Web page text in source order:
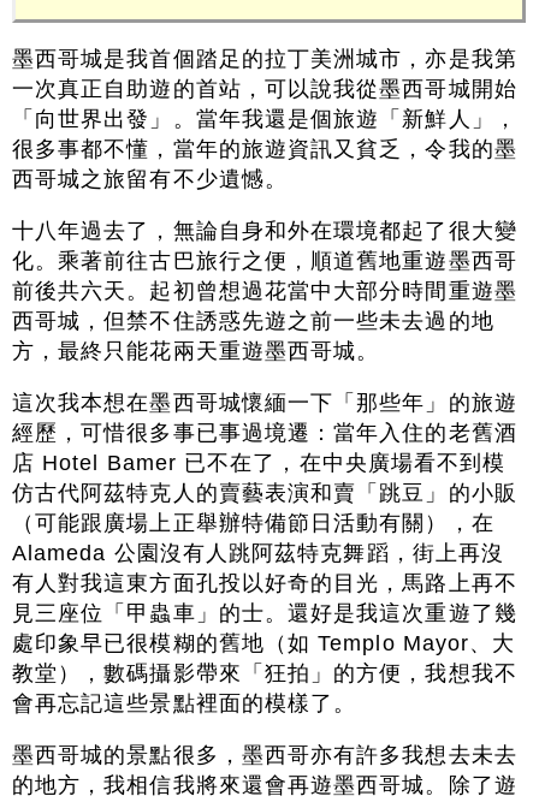
墨西哥城是我首個踏足的拉丁美洲城市，亦是我第
一次真正自助遊的首站，可以說我從墨西哥城開始
「向世界出發」。當年我還是個旅遊「新鮮人」，
很多事都不懂，當年的旅遊資訊又貧乏，令我的墨
西哥城之旅留有不少遺憾。
十八年過去了，無論自身和外在環境都起了很大變
化。乘著前往古巴旅行之便，順道舊地重遊墨西哥
前後共六天。起初曾想過花當中大部分時間重遊墨
西哥城，但禁不住誘惑先遊之前一些未去過的地
方，最終只能花兩天重遊墨西哥城。
這次我本想在墨西哥城懷緬一下「那些年」的旅遊
經歷，可惜很多事已事過境遷：當年入住的老舊酒
店 Hotel Bamer 已不在了，在中央廣場看不到模
仿古代阿茲特克人的賣藝表演和賣「跳豆」的小販
（可能跟廣場上正舉辦特備節日活動有關），在
Alameda 公園沒有人跳阿茲特克舞蹈，街上再沒
有人對我這東方面孔投以好奇的目光，馬路上再不
見三座位「甲蟲車」的士。還好是我這次重遊了幾
處印象早已很模糊的舊地（如 Templo Mayor、大
教堂），數碼攝影帶來「狂拍」的方便，我想我不
會再忘記這些景點裡面的模樣了。
墨西哥城的景點很多，墨西哥亦有許多我想去未去
的地方，我相信我將來還會再遊墨西哥城。除了遊